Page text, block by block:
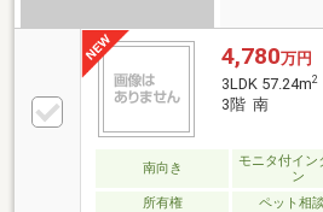
4,780万円
3LDK 57.24m2
3階 南
南向き
モニタ付イン
ン
所有権 ペット相